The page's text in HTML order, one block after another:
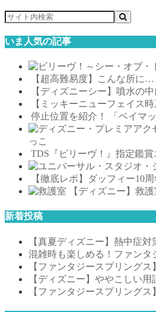
いま人気の記事
【超高難易度】こんな所に
【ディズニーシー】噴水の
【ミッキーニューフェイス
停止位置を紹介！ 「ベイマ
っこ
TDS『ビリーヴ！』指定鑑
【徹底レポ】ダッフィー10
【ディズニー】救
新着投稿
【真夏ディズニー】熱中症
混雑時も楽しめる！ファン
【ファンタジースプリング
【ディズニー】ややこしい
【ファンタジースプリング